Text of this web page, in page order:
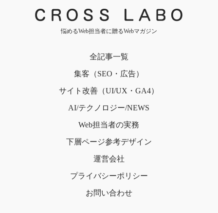
悩めるWeb担当者に贈るWebマガジン
全記事一覧
集客（SEO・広告）
サイト改善（UI/UX・GA4）
AI/テクノロジー/NEWS
Web担当者の実務
下層ページ参考デザイン
運営会社
プライバシーポリシー
お問い合わせ